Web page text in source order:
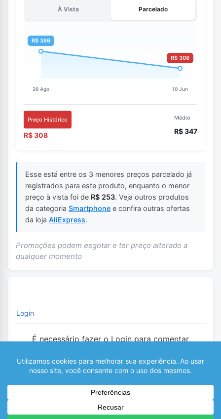
À Vista Parcelado
Preço Histórico
R$ 308
Médio
R$ 347
Esse está entre os 3 menores preços parcelado já
registrados para este produto, enquanto o menor
preço à vista foi de R$ 253. Veja outros produtos
da categoria Smartphone e confira outras ofertas
da loja AliExpress.
Promoções podem esgotar e ter preço alterado a
qualquer momento
Login
É necessário fazer o Login para comentar
0 COMENTÁRIOS